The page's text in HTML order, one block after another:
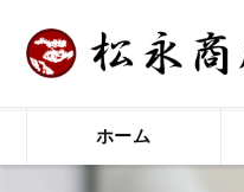
ホーム